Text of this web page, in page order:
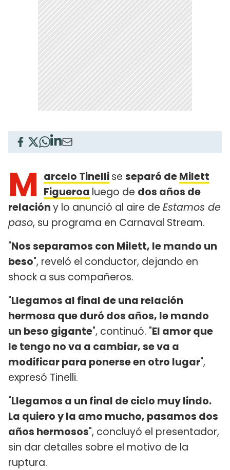
M arcelo Tinellise separó deMilett
Figueroa luego de dos años de
relacióny lo anunció al aire de Estamos de
paso, su programa en Carnaval Stream.
"Nos separamos con Milett, le mando un
beso", reveló el conductor, dejando en
shock a sus compañeros.
"Llegamos al final de una relación
hermosa que duró dos años, le mando
un beso gigante", continuó. "El amor que
le tengo no va a cambiar, se va a
modificar para ponerse en otro lugar",
expresó Tinelli.
"Llegamos a un final de ciclo muy lindo.
La quiero y la amo mucho, pasamos dos
años hermosos", concluyó el presentador,
sin dar detalles sobre el motivo de la
ruptura.